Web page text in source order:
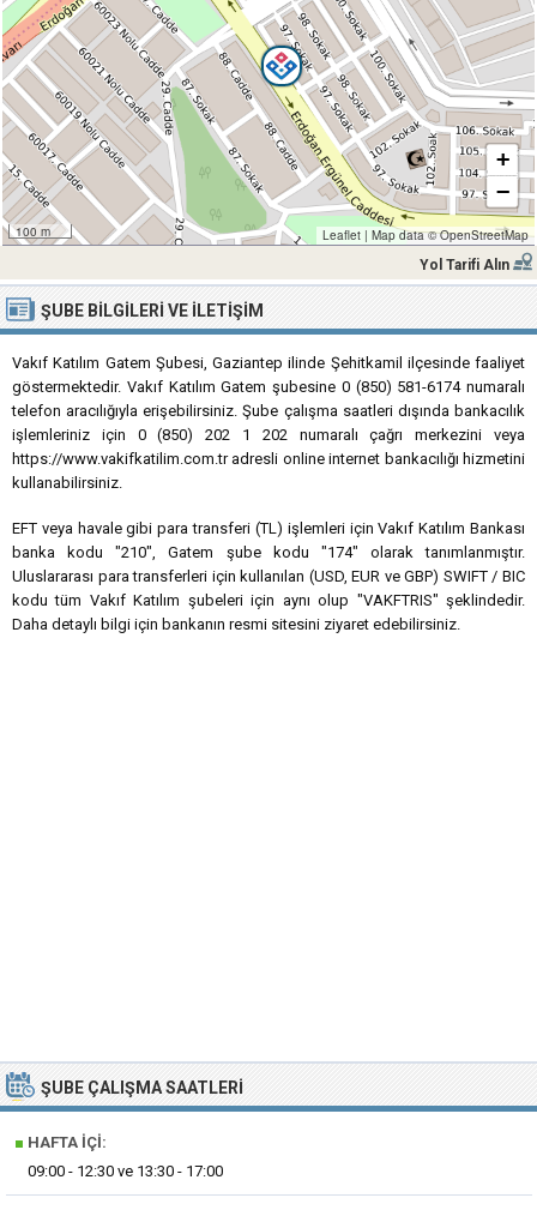
100 m
+
−
Leaflet | Map data ©OpenStreetMap
Yol Tarifi Alın
ŞUBE BILGILERI VE İLETIŞIM
Vakıf Katılım Gatem Şubesi, Gaziantep ilinde Şehitkamil ilçesinde faaliyet
göstermektedir. Vakıf Katılım Gatem şubesine 0 (850) 581-6174 numaralı
telefon aracılığıyla erişebilirsiniz. Şube çalışma saatleri dışında bankacılık
işlemleriniz için 0 (850) 202 1 202 numaralı çağrı merkezini veya
https://www.vakifkatilim.com.tr adresli online internet bankacılığı hizmetini
kullanabilirsiniz.
EFT veya havale gibi para transferi (TL) işlemleri için Vakıf Katılım Bankası
banka kodu "210", Gatem şube kodu "174" olarak tanımlanmıştır.
Uluslararası para transferleri için kullanılan (USD, EUR ve GBP) SWIFT / BIC
kodu tüm Vakıf Katılım şubeleri için aynı olup "VAKFTRIS" şeklindedir.
Daha detaylı bilgi için bankanın resmi sitesini ziyaret edebilirsiniz.
ŞUBE ÇALIŞMA SAATLERI
■ HAFTA İÇI:
09:00 - 12:30 ve 13:30 - 17:00